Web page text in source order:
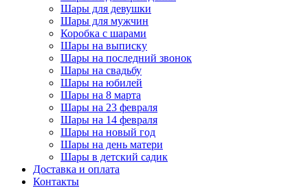
Шары для девушки
Шары для мужчин
Коробка с шарами
Шары на выписку
Шары на последний звонок
Шары на свадьбу
Шары на юбилей
Шары на 8 марта
Шары на 23 февраля
Шары на 14 февраля
Шары на новый год
Шары на день матери
Шары в детский садик
Доставка и оплата
Контакты